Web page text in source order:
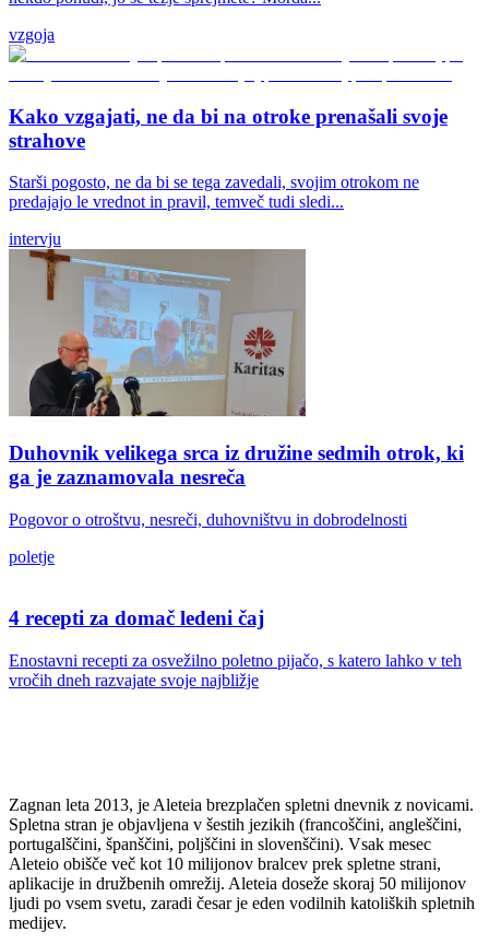
vzgoja
Kako vzgajati, ne da bi na otroke prenašali svoje
strahove
Starši pogosto, ne da bi se tega zavedali, svojim otrokom ne
predajajo le vrednot in pravil, temveč tudi sledi...
intervju
Duhovnik velikega srca iz družine sedmih otrok, ki
ga je zaznamovala nesreča
Pogovor o otroštvu, nesreči, duhovništvu in dobrodelnosti
poletje
4 recepti za domač ledeni čaj
Enostavni recepti za osvežilno poletno pijačo, s katero lahko v teh
vročih dneh razvajate svoje najbližje
Zagnan leta 2013, je Aleteia brezplačen spletni dnevnik z novicami.
Spletna stran je objavljena v šestih jezikih (francoščini, angleščini,
portugalščini, španščini, poljščini in slovenščini). Vsak mesec
Aleteio obišče več kot 10 milijonov bralcev prek spletne strani,
aplikacije in družbenih omrežij. Aleteia doseže skoraj 50 milijonov
ljudi po vsem svetu, zaradi česar je eden vodilnih katoliških spletnih
medijev.